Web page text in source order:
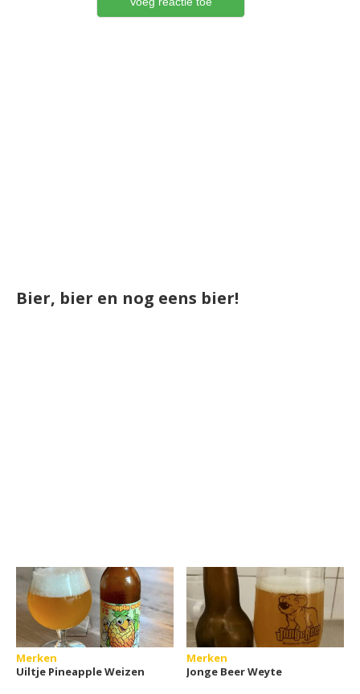
Bier, bier en nog eens bier!
Merken
Uiltje Pineapple Weizen
Merken
Jonge Beer Weyte